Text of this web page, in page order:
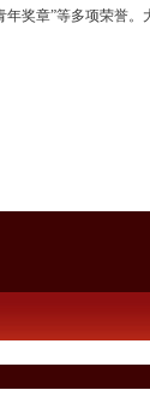
年奖章”等多项荣誉